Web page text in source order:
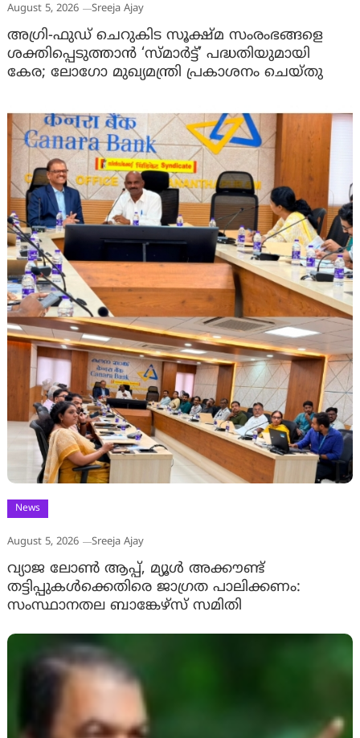
August 5, 2026 Sreeja Ajay
അഗ്രി-ഫുഡ് ചെറുകിട സൂക്ഷ്മ സംരംഭങ്ങളെ
ശക്തിപ്പെടുത്താന്‍ ‘സ്മാര്‍ട്ട്’ പദ്ധതിയുമായി
കേര; ലോഗോ മുഖ്യമന്ത്രി പ്രകാശനം ചെയ്തു
News
August 5, 2026 Sreeja Ajay
വ്യാജ ലോൺ ആപ്പ്, മ്യൂൾ അക്കൗണ്ട്
തട്ടിപ്പുകൾക്കെതിരെ ജാ​ഗ്രത പാലിക്കണം:
സംസ്ഥാനതല ബാങ്കേഴ്സ് സമിതി